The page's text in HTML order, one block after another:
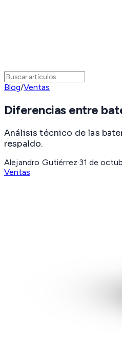
Blog/Ventas
Diferencias entre
Análisis técnico de las
respaldo.
Alejandro Gutiérrez·31 de
Ventas